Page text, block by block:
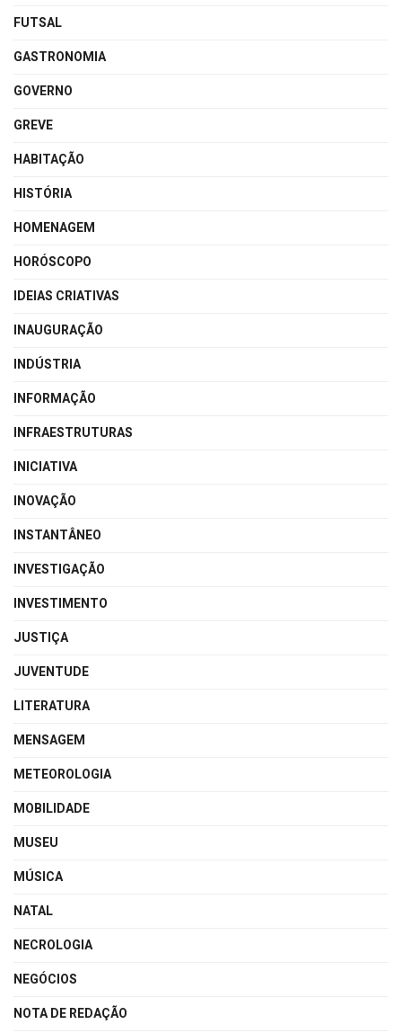
FUTSAL
GASTRONOMIA
GOVERNO
GREVE
HABITAÇÃO
HISTÓRIA
HOMENAGEM
HORÓSCOPO
IDEIAS CRIATIVAS
INAUGURAÇÃO
INDÚSTRIA
INFORMAÇÃO
INFRAESTRUTURAS
INICIATIVA
INOVAÇÃO
INSTANTÂNEO
INVESTIGAÇÃO
INVESTIMENTO
JUSTIÇA
JUVENTUDE
LITERATURA
MENSAGEM
METEOROLOGIA
MOBILIDADE
MUSEU
MÚSICA
NATAL
NECROLOGIA
NEGÓCIOS
NOTA DE REDAÇÃO